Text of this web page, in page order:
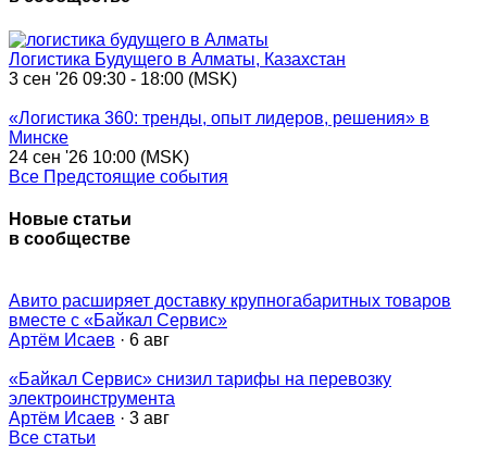
Логистика Будущего в Алматы, Казахстан
3 сен '26 09:30 - 18:00 (MSK)
«Логистика 360: тренды, опыт лидеров, решения» в
Минске
24 сен '26 10:00 (MSK)
Все Предстоящие события
Новые статьи
в сообществе
Авито расширяет доставку крупногабаритных товаров
вместе с «Байкал Сервис»
Артём Исаев · 6 авг
«Байкал Сервис» снизил тарифы на перевозку
электроинструмента
Артём Исаев · 3 авг
Все статьи